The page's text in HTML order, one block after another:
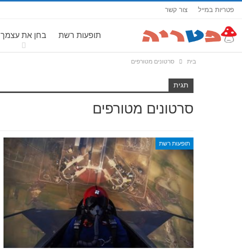
פטריות במייל צור קשר
תופעות רשת בחן את עצמך
בית סרטונים מטורפים
תגית
סרטונים מטורפים
תופעות רשת